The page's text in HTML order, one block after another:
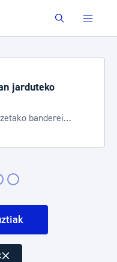
Buscar
jarduteko
banderei